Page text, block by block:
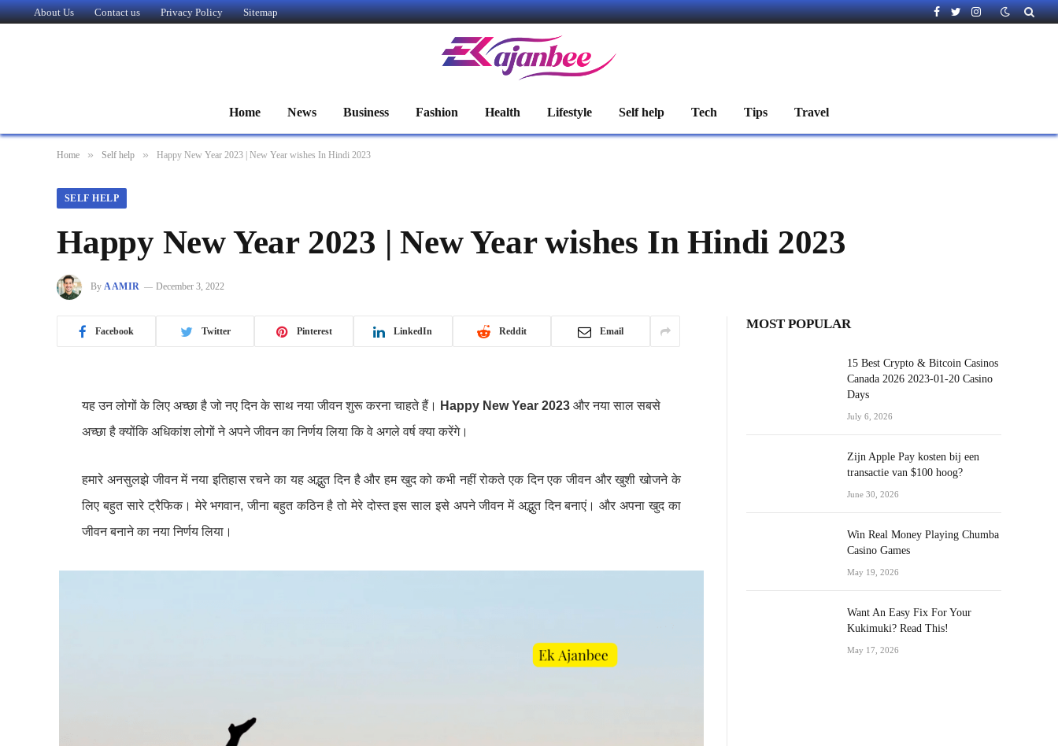
About Us Contact us Privacy Policy Sitemap
Facebook
TwitterInstagram
Home News Business Fashion Health Lifestyle Self help Tech Tips Travel
Home » Self help » Happy New Year 2023 | New Year wishes In Hindi 2023
SELF HELP
Happy New Year 2023 | New Year wishes In Hindi 2023
By AAMIR December 3, 2022
Facebook Twitter Pinterest LinkedIn Reddit Email
यह उन लोगों के लिए अच्छा है जो नए दिन के साथ नया जीवन शुरू करना चाहते हैं। Happy New Year 2023 और नया साल सबसे
अच्छा है क्योंकि अधिकांश लोगों ने अपने जीवन का निर्णय लिया कि वे अगले वर्ष क्या करेंगे।
हमारे अनसुलझे जीवन में नया इतिहास रचने का यह अद्भुत दिन है और हम खुद को कभी नहीं रोकते एक दिन एक जीवन और खुशी खोजने के
लिए बहुत सारे ट्रैफिक। मेरे भगवान, जीना बहुत कठिन है तो मेरे दोस्त इस साल इसे अपने जीवन में अद्भुत दिन बनाएं। और अपना खुद का
जीवन बनाने का नया निर्णय लिया।
MOST POPULAR
15 Best Crypto & Bitcoin Casinos
Canada 2026 2023-01-20 Casino
Days
July 6, 2026
Zijn Apple Pay kosten bij een
transactie van $100 hoog?
June 30, 2026
Win Real Money Playing Chumba
Casino Games
May 19, 2026
Want An Easy Fix For Your
Kukimuki? Read This!
May 17, 2026